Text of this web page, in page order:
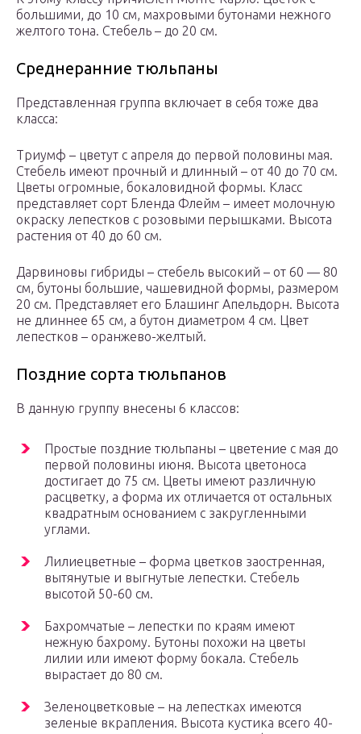
большими, до 10 см, махровыми бутонами нежного
желтого тона. Стебель – до 20 см.
Среднеранние тюльпаны
Представленная группа включает в себя тоже два
класса:
Триумф – цветут с апреля до первой половины мая.
Стебель имеют прочный и длинный – от 40 до 70 см.
Цветы огромные, бокаловидной формы. Класс
представляет сорт Бленда Флейм – имеет молочную
окраску лепестков с розовыми перышками. Высота
растения от 40 до 60 см.
Дарвиновы гибриды – стебель высокий – от 60 — 80
см, бутоны большие, чашевидной формы, размером
20 см. Представляет его Блашинг Апельдорн. Высота
не длиннее 65 см, а бутон диаметром 4 см. Цвет
лепестков – оранжево-желтый.
Поздние сорта тюльпанов
В данную группу внесены 6 классов:
Простые поздние тюльпаны – цветение с мая до
первой половины июня. Высота цветоноса
достигает до 75 см. Цветы имеют различную
расцветку, а форма их отличается от остальных
квадратным основанием с закругленными
углами.
Лилиецветные – форма цветков заостренная,
вытянутые и выгнутые лепестки. Стебель
высотой 50-60 см.
Бахромчатые – лепестки по краям имеют
нежную бахрому. Бутоны похожи на цветы
лилии или имеют форму бокала. Стебель
вырастает до 80 см.
Зеленоцветковые – на лепестках имеются
зеленые вкрапления. Высота кустика всего 40-